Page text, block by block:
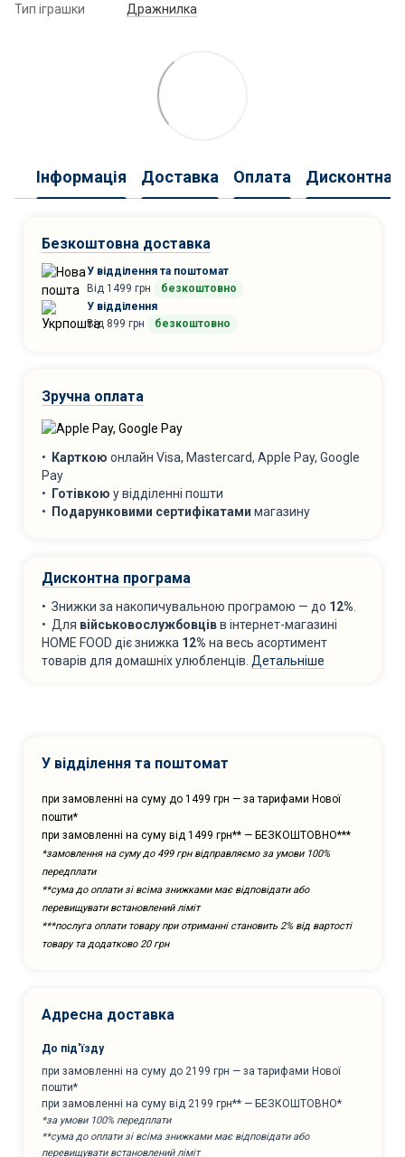
Тип іграшки
Дражнилка
Інформація Доставка Оплата Дисконтна
Безкоштовна доставка
У відділення та поштомат
Від 1499 грн
безкоштовно
У відділення
Від 899 грн
безкоштовно
Зручна оплата
• Карткою онлайн Visa, Mastercard, Apple Pay, Google
Pay
•
Готівкою у відділенні пошти
•
Подарунковими сертифікатами магазину
Дисконтна програма
• Знижки за накопичувальною програмою — до 12%
• Для військовослужбовцівв інтернет-магазині
HOME FOOD діє знижка 12% на весь асортимент
товарів для домашніх улюбленців. Детальніше
У відділення та поштомат
при замовленні на суму до 1499 грн — за тарифами Нової
пошти*
при замовленні на суму від 1499 грн** — БЕЗКОШТОВНО***
*замовлення на суму до 499 грн відправляємо за умови 100%
передплати
**сума до оплати зі всіма знижками має відповідати або
перевищувати встановлений ліміт
***послуга оплати товару при отриманні становить 2% від вартості
товару та додатково 20 грн
Адресна доставка
До під'їзду
при замовленні на суму до 2199 грн — за тарифами Нової
пошти*
при замовленні на суму від 2199 грн** — БЕЗКОШТОВНО*
*за умови 100% передплати
**сума до оплати зі всіма знижками має відповідати або
перевищувати встановлений ліміт